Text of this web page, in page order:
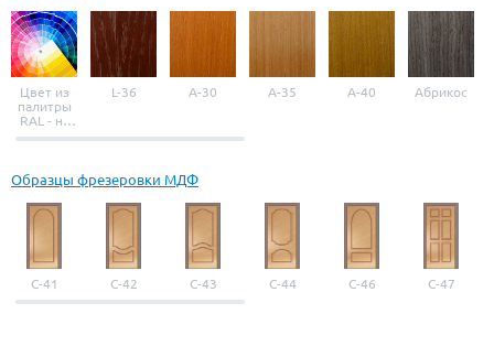
Цвет из
палитры
RAL - на
выбор
L-36 A-30 A-35 A-40 Абрикос
Образцы фрезеровки МДФ
С-41 С-42 С-43 С-44 С-46 С-47